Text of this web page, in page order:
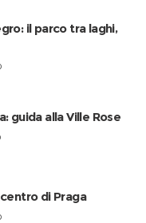
il parco tra laghi,
guida alla Ville Rose
di Praga